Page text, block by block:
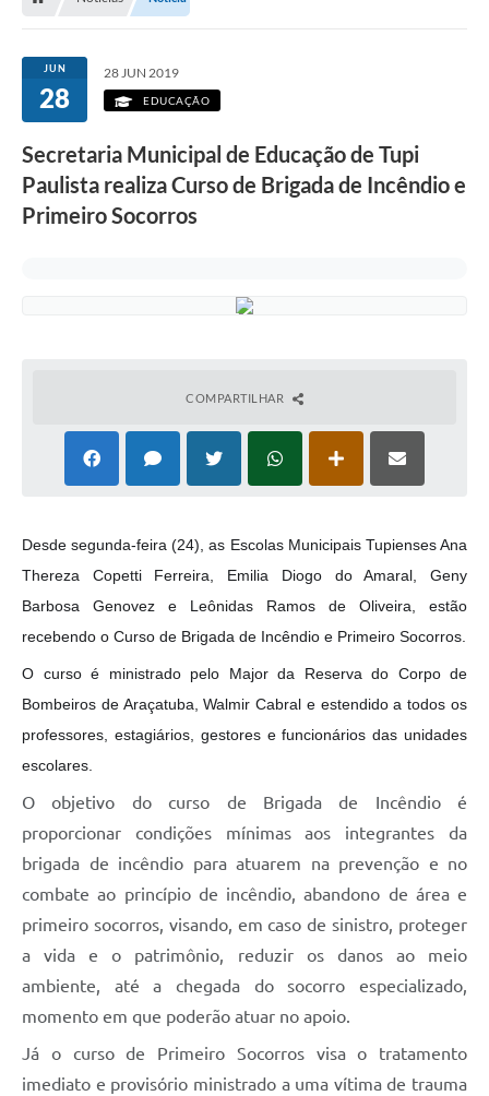
JUN
28
28 JUN 2019
EDUCAÇÃO
Secretaria Municipal de Educação de Tupi
Paulista realiza Curso de Brigada de Incêndio e
Primeiro Socorros
COMPARTILHAR
Desde segunda-feira (24), as Escolas Municipais Tupienses Ana
Thereza Copetti Ferreira, Emilia Diogo do Amaral, Geny
Barbosa Genovez e Leônidas Ramos de Oliveira, estão
recebendo o Curso de Brigada de Incêndio e Primeiro Socorros.
O curso é ministrado pelo Major da Reserva do Corpo de
Bombeiros de Araçatuba, Walmir Cabral e estendido a todos os
professores, estagiários, gestores e funcionários das unidades
escolares.
O objetivo do curso de Brigada de Incêndio é
proporcionar condições mínimas aos integrantes da
brigada de incêndio para atuarem na prevenção e no
combate ao princípio de incêndio, abandono de área e
primeiro socorros, visando, em caso de sinistro, proteger
a vida e o patrimônio, reduzir os danos ao meio
ambiente, até a chegada do socorro especializado,
momento em que poderão atuar no apoio.
Já o curso de Primeiro Socorros visa o tratamento
imediato e provisório ministrado a uma vítima de trauma